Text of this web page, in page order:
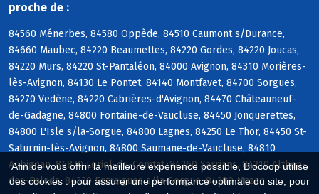
Afin de vous offrir la meilleure expérience possible, Biocoop utilise
des cookies : pour assurer une performance optimale du site, pour
proche de :
84560 Ménerbes, 84580 Oppède, 84510 Caumont s/Durance,
84660 Maubec, 84220 Beaumettes, 84220 Gordes, 84220 Joucas,
84220 Murs, 84220 St-Pantaléon, 84000 Avignon, 84310 Morières-
lès-Avignon, 84130 Le Pontet, 84140 Montfavet, 84700 Sorgues,
84270 Vedène, 84220 Cabrières-d'Avignon, 84470 Châteauneuf-
de-Gadagne, 84800 Fontaine-de-Vaucluse, 84450 Jonquerettes,
84800 L'Isle s/la-Sorgue, 84800 Lagnes, 84250 Le Thor, 84450 St-
Saturnin-lès-Avignon, 84800 Saumane-de-Vaucluse, 84810
Aubignan, 84870 Loriol-du-Comtat, 84260 Sarrians, 84210 Althen-
des-Paluds, 84320 Entraigues s/la-Sorgue, 84380 Mazan